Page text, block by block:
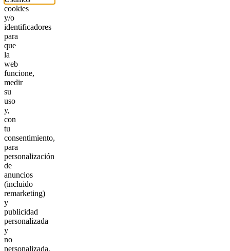
cookies
y/o
identificadores
para
que
la
web
funcione,
medir
su
uso
y,
con
tu
consentimiento,
para
personalización
de
anuncios
(incluido
remarketing)
y
publicidad
personalizada
y
no
personalizada.